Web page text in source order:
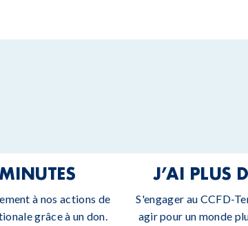
à nos actions de
grâce à un don.
J’AI PLUS
S'engager au CCFD-
agir pour un monde